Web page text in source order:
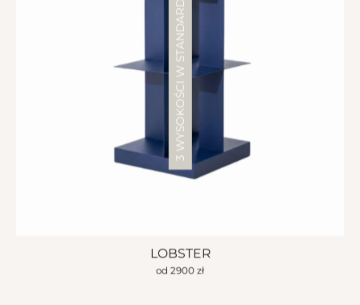
3 WYSOKOŚCI W STANDARDZIE
LOBSTER
od 2900 zł